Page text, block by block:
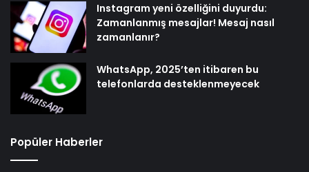
Instagram yeni özelliğini duyurdu:
Zamanlanmış mesajlar! Mesaj nasıl
zamanlanır?
WhatsApp, 2025’ten itibaren bu
telefonlarda desteklenmeyecek
Popüler Haberler